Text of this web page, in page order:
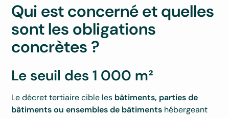
Qui est concerné et quelles
sont les obligations
concrètes ?
Le seuil des 1 000 m²
Le décret tertiaire cible les bâtiments, parties de
bâtiments ou ensembles de bâtiments hébergeant